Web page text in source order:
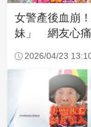
女警產後血崩
妹」 網友心
2026/04/23